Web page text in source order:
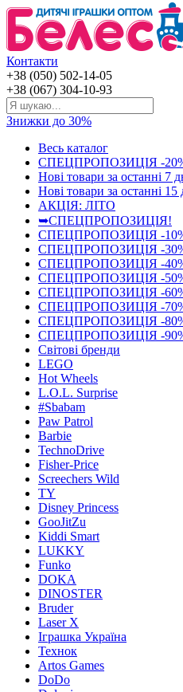
Контакти
+38 (050) 502-14-05
+38 (067) 304-10-93
Знижки до 30%
Весь каталог
СПЕЦПРОПОЗИЦІЯ -
Нові товари за останнi 7
Нові товари за останнi 15
АКЦІЯ: ЛІТО
➥СПЕЦПРОПОЗИЦІЯ!
СПЕЦПРОПОЗИЦІЯ -
СПЕЦПРОПОЗИЦІЯ -
СПЕЦПРОПОЗИЦІЯ -
СПЕЦПРОПОЗИЦІЯ -
СПЕЦПРОПОЗИЦІЯ -
СПЕЦПРОПОЗИЦІЯ -
СПЕЦПРОПОЗИЦІЯ -
СПЕЦПРОПОЗИЦІЯ -
Світові бренди
LEGO
Hot Wheels
L.O.L. Surprise
#Sbabam
Paw Patrol
Barbie
TechnoDrive
Fisher-Price
Screechers Wild
TY
Disney Princess
GooJitZu
Kiddi Smart
LUKKY
Funko
DOKA
DINOSTER
Bruder
Laser X
Іграшка Україна
Технок
Artos Games
DoDo